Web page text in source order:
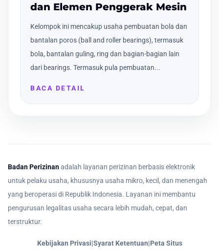
dan Elemen Penggerak Mesin
Kelompok ini mencakup usaha pembuatan bola dan
bantalan poros (ball and roller bearings), termasuk
bola, bantalan guling, ring dan bagian-bagian lain
dari bearings. Termasuk pula pembuatan...
BACA DETAIL
Badan Perizinanadalah layanan perizinan berbasis elektronik
untuk pelaku usaha, khususnya usaha mikro, kecil, dan menengah
yang beroperasi di Republik Indonesia. Layanan ini membantu
pengurusan legalitas usaha secara lebih mudah, cepat, dan
terstruktur.
Kebijakan Privasi|Syarat Ketentuan|Peta Situs